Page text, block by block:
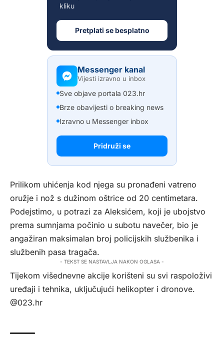
kliku
Pretplati se besplatno
Messenger kanal
Vijesti izravno u inbox
Sve objave portala 023.hr
Brze obavijesti o breaking news
Izravno u Messenger inbox
Pridruži se
Prilikom uhićenja kod njega su pronađeni vatreno
oružje i nož s dužinom oštrice od 20 centimetara.
Podejstimo, u potrazi za Aleksićem, koji je ubojstvo
prema sumnjama počinio u subotu navečer, bio je
angažiran maksimalan broj policijskih službenika i
službenih pasa tragača.
- TEKST SE NASTAVLJA NAKON OGLASA -
Tijekom višednevne akcije korišteni su svi raspoloživi
uređaji i tehnika, uključujući helikopter i dronove.
@023.hr